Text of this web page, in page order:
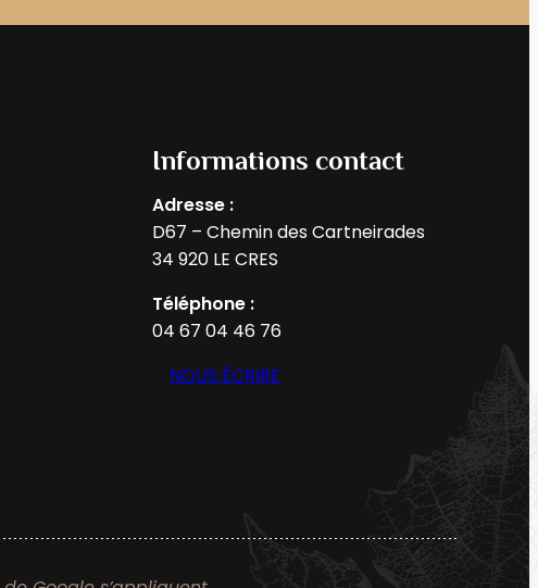
Informations contact
Adresse :
D67 – Chemin des Cartneirades
34 920 LE CRES
Téléphone :
04 67 04 46 76
NOUS ÉCRIRE